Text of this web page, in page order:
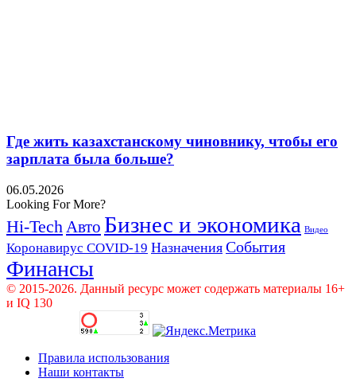
Где жить казахстанскому чиновнику, чтобы его
зарплата была больше?
06.05.2026
Looking For More?
Hi-Tech Авто Бизнес и экономика Видео
Коронавирус COVID-19 Назначения События
Финансы
© 2015-2026. Данный ресурс может содержать материалы 16+
и IQ 130
Правила использования
Наши контакты